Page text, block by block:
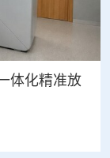
体化精准放